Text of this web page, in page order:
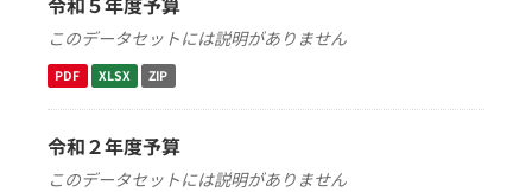
このデータセットには説明がありません
PDF XLSX ZIP
令和２年度予算
このデータセットには説明がありません